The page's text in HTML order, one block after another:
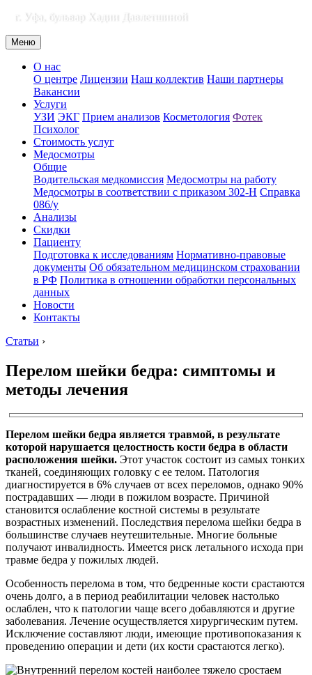
г. Уфа, бульвар Хадии Давлетшиной
Меню
О нас
О центре Лицензии Наш коллектив Наши партнеры
Вакансии
Услуги
УЗИ ЭКГ Прием анализов Косметология Фотек
Психолог
Стоимость услуг
Медосмотры
Общие
Водительская медкомиссия Медосмотры на работу
Медосмотры в соответствии с приказом 302-Н Справка
086/у
Анализы
Скидки
Пациенту
Подготовка к исследованиям Нормативно-правовые
документы Об обязательном медицинском страховании
в РФ Политика в отношении обработки персональных
данных
Новости
Контакты
Статьи ›
Перелом шейки бедра: симптомы и
методы лечения
Перелом шейки бедра является травмой, в результате
которой нарушается целостность кости бедра в области
расположения шейки. Этот участок состоит из самых тонких
тканей, соединяющих головку с ее телом. Патология
диагностируется в 6% случаев от всех переломов, однако 90%
пострадавших — люди в пожилом возрасте. Причиной
становится ослабление костной системы в результате
возрастных изменений. Последствия перелома шейки бедра в
большинстве случаев неутешительные. Многие больные
получают инвалидность. Имеется риск летального исхода при
травме бедра у пожилых людей.
Особенность перелома в том, что бедренные кости срастаются
очень долго, а в период реабилитации человек настолько
ослаблен, что к патологии чаще всего добавляются и другие
заболевания. Лечение осуществляется хирургическим путем.
Исключение составляют люди, имеющие противопоказания к
проведению операции и дети (их кости срастаются легко).